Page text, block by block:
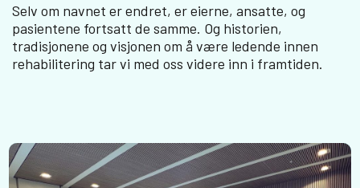
Selv om navnet er endret, er eierne, ansatte, og
pasientene fortsatt de samme. Og historien,
tradisjonene og visjonen om å være ledende innen
rehabilitering tar vi med oss videre inn i framtiden.